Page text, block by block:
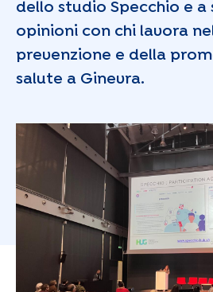
dello studio Specchio e a
opinioni con chi lavora
prevenzione e della
salute a Ginevra.